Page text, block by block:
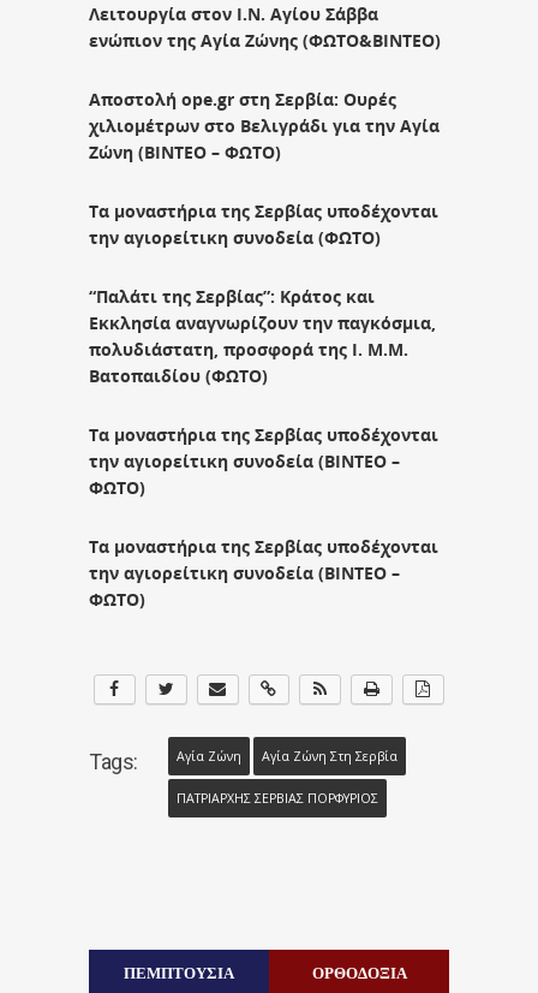
Λειτουργία στον Ι.Ν. Αγίου Σάββα
ενώπιον της Αγία Ζώνης (ΦΩΤΟ&ΒΙΝΤΕΟ)
Αποστολή ope.gr στη Σερβία: Ουρές
χιλιομέτρων στο Βελιγράδι για την Αγία
Ζώνη (ΒΙΝΤΕΟ – ΦΩΤΟ)
Τα μοναστήρια της Σερβίας υποδέχονται
την αγιορείτικη συνοδεία (ΦΩΤΟ)
“Παλάτι της Σερβίας”: Κράτος και
Εκκλησία αναγνωρίζουν την παγκόσμια,
πολυδιάστατη, προσφορά της Ι. Μ.Μ.
Βατοπαιδίου (ΦΩΤΟ)
Τα μοναστήρια της Σερβίας υποδέχονται
την αγιορείτικη συνοδεία (ΒΙΝΤΕΟ –
ΦΩΤΟ)
Τα μοναστήρια της Σερβίας υποδέχονται
την αγιορείτικη συνοδεία (ΒΙΝΤΕΟ –
ΦΩΤΟ)
Tags: Αγία Ζώνη Αγία Ζώνη Στη Σερβία
ΠΑΤΡΙΑΡΧΗΣ ΣΕΡΒΙΑΣ ΠΟΡΦΥΡΙΟΣ
ΠΕΜΠΤΟΥΣΙΑ ΟΡΘΟΔΟΞΙΑ